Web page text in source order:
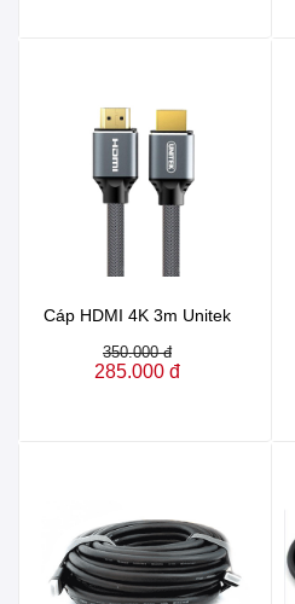
Cáp HDMI 4K 3m Unitek
350.000 đ
285.000 đ